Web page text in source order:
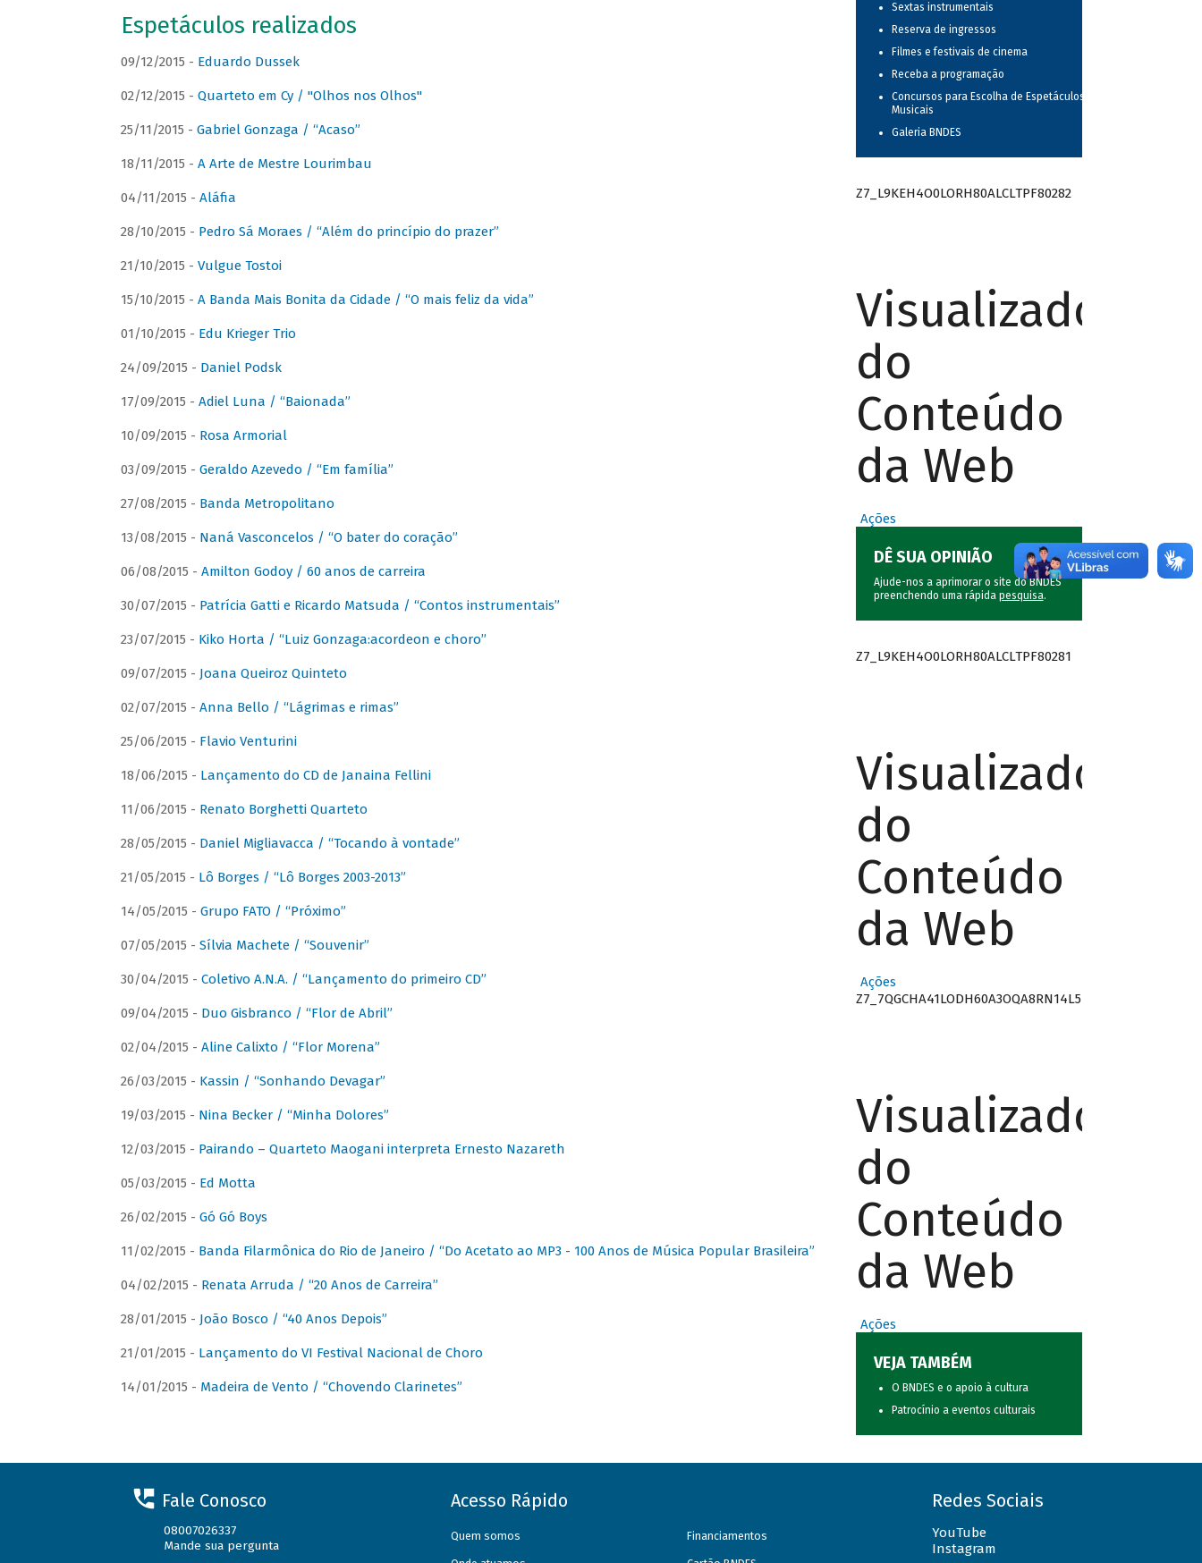
Espetáculos realizados
09/12/2015 - Eduardo Dussek
02/12/2015 - Quarteto em Cy / "Olhos nos Olhos"
25/11/2015 - Gabriel Gonzaga / “Acaso”
18/11/2015 - A Arte de Mestre Lourimbau
04/11/2015 - Aláfia
28/10/2015 - Pedro Sá Moraes / “Além do princípio do prazer”
21/10/2015 - Vulgue Tostoi
15/10/2015 - A Banda Mais Bonita da Cidade / “O mais feliz da vida”
01/10/2015 - Edu Krieger Trio
24/09/2015 - Daniel Podsk
17/09/2015 - Adiel Luna / “Baionada”
10/09/2015 - Rosa Armorial
03/09/2015 - Geraldo Azevedo / “Em família”
27/08/2015 - Banda Metropolitano
13/08/2015 - Naná Vasconcelos / “O bater do coração”
06/08/2015 - Amilton Godoy / 60 anos de carreira
30/07/2015 - Patrícia Gatti e Ricardo Matsuda / “Contos instrumentais”
23/07/2015 - Kiko Horta / “Luiz Gonzaga:acordeon e choro”
09/07/2015 - Joana Queiroz Quinteto
02/07/2015 - Anna Bello / “Lágrimas e rimas”
25/06/2015 - Flavio Venturini
18/06/2015 - Lançamento do CD de Janaina Fellini
11/06/2015 - Renato Borghetti Quarteto
28/05/2015 - Daniel Migliavacca / “Tocando à vontade”
21/05/2015 - Lô Borges / “Lô Borges 2003-2013”
14/05/2015 - Grupo FATO / “Próximo”
07/05/2015 - Sílvia Machete / “Souvenir”
30/04/2015 - Coletivo A.N.A. / “Lançamento do primeiro CD”
09/04/2015 - Duo Gisbranco / “Flor de Abril”
02/04/2015 - Aline Calixto / “Flor Morena”
26/03/2015 - Kassin / “Sonhando Devagar”
19/03/2015 - Nina Becker / “Minha Dolores”
12/03/2015 - Pairando – Quarteto Maogani interpreta Ernesto Nazareth
05/03/2015 - Ed Motta
26/02/2015 - Gó Gó Boys
11/02/2015 - Banda Filarmônica do Rio de Janeiro / “Do Acetato ao MP3 - 100 Anos de Música Popular Brasileira”
04/02/2015 - Renata Arruda / “20 Anos de Carreira”
28/01/2015 - João Bosco / “40 Anos Depois”
21/01/2015 - Lançamento do VI Festival Nacional de Choro
14/01/2015 - Madeira de Vento / “Chovendo Clarinetes”
Sextas instrumentais
Reserva de ingressos
Filmes e festivais de cinema
Receba a programação
Concursos para Escolha de Espetáculos
Musicais
Galeria BNDES
Z7_L9KEH4O0LORH80ALCLTPF80282
Visualizador
do
Conteúdo
da Web
Ações
DÊ SUA OPINIÃO
Ajude-nos a aprimorar o site do BNDES
preenchendo uma rápida pesquisa.
Z7_L9KEH4O0LORH80ALCLTPF80281
Visualizador
do
Conteúdo
da Web
Ações
Z7_7QGCHA41LODH60A3OQA8RN14L5
Visualizador
do
Conteúdo
da Web
Ações
VEJA TAMBÉM
O BNDES e o apoio à cultura
Patrocínio a eventos culturais
Fale Conosco
08007026337
Mande sua pergunta
Acesso Rápido
Quem somos Financiamentos
Redes Sociais
YouTube
Instagram